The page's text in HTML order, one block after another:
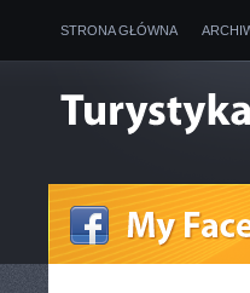
STRONA GŁÓWNA